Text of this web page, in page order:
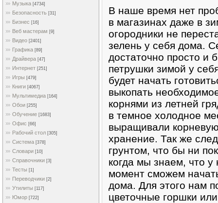
Музыка [4734]
Безопасность [31]
Бизнес [16]
Веб мастерам [9]
Видео [2401]
Графика [89]
Драйвера [47]
Интернет [251]
Игры [479]
Книги [4067]
Мультимедиа [164]
Обои [255]
Обучение [1683]
Офис [66]
Рабочий стол [305]
Система [378]
Словари [10]
Справочники [3]
Тесты [1]
Переводчики [2]
Утилиты [117]
Юмор [722]
В наше время нет
в магазинах даже в
огородники не
зелень у себя дома.
достаточно просто и
петрушки зимой у
будет начать
выкопать
корнями из летней
в темное холодное
выращивали
хранение. Так же
грунтом, что бы ни
когда мы знаем, что
момент сможем
дома. Для этого нам
цветочные горшки